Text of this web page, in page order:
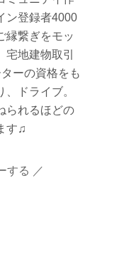
ン登録者4000
縁繋ぎをモッ
宅地建物取引
ーの資格をも
ドライブ。
られるほどの
す♫
する